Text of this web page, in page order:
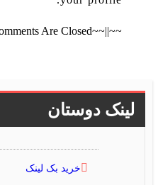
~~||~~Comments Are Closed~~||~~
لینک دوستان
خرید بک لینک